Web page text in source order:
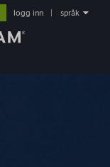
logg inn språk